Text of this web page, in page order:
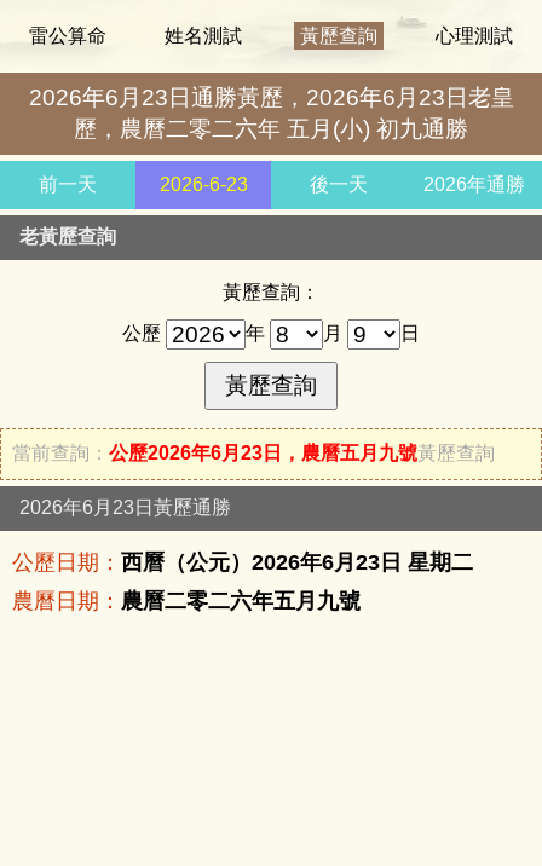
雷公算命 姓名測試 黃歷查詢 心理測試
2026年6月23日通勝黃歷，2026年6月23日老皇
歷，農曆二零二六年 五月(小) 初九通勝
前一天 2026-6-23 後一天 2026年通勝
老黃歷查詢
黃歷查詢：
公歷
年 月 日
當前查詢： 公歷2026年6月23日，農曆五月九號黃歷查詢
2026年6月23日黃歷通勝
公歷日期： 西曆（公元）2026年6月23日 星期二
農曆日期： 農曆二零二六年五月九號